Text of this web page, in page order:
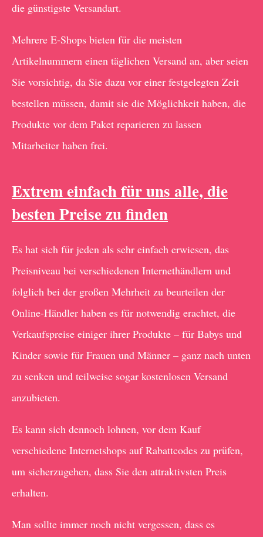
die günstigste Versandart.
Mehrere E-Shops bieten für die meisten
Artikelnummern einen täglichen Versand an, aber seien
Sie vorsichtig, da Sie dazu vor einer festgelegten Zeit
bestellen müssen, damit sie die Möglichkeit haben, die
Produkte vor dem Paket reparieren zu lassen
Mitarbeiter haben frei.
Extrem einfach für uns alle, die
besten Preise zu finden
Es hat sich für jeden als sehr einfach erwiesen, das
Preisniveau bei verschiedenen Internethändlern und
folglich bei der großen Mehrheit zu beurteilen der
Online-Händler haben es für notwendig erachtet, die
Verkaufspreise einiger ihrer Produkte – für Babys und
Kinder sowie für Frauen und Männer – ganz nach unten
zu senken und teilweise sogar kostenlosen Versand
anzubieten.
Es kann sich dennoch lohnen, vor dem Kauf
verschiedene Internetshops auf Rabattcodes zu prüfen,
um sicherzugehen, dass Sie den attraktivsten Preis
erhalten.
Man sollte immer noch nicht vergessen, dass es